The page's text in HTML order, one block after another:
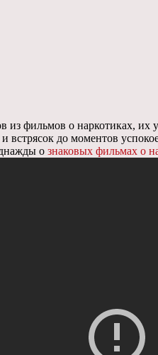
из фильмов о наркотиках, их
встрясок до моментов
о знаковых фильмах о